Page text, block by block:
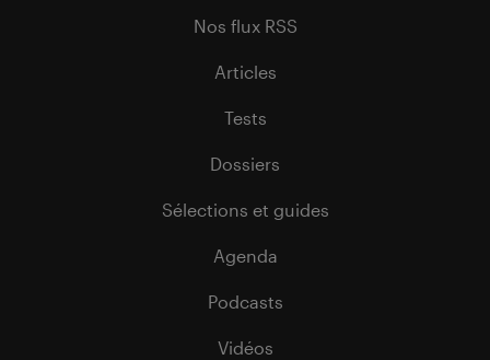
Nos flux RSS
Articles
Tests
Dossiers
Sélections et guides
Agenda
Podcasts
Vidéos